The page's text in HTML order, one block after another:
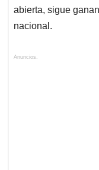
abierta, sigue
nacional.
Anuncios.